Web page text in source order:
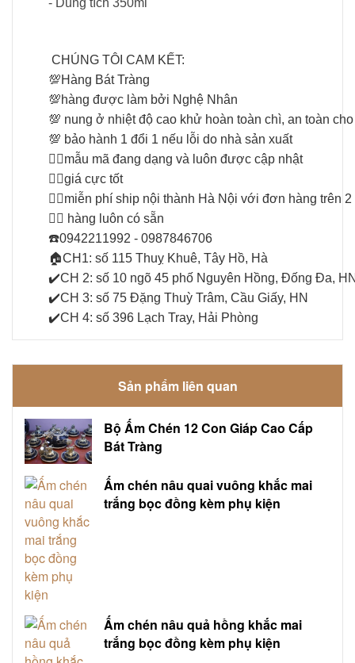
- Dung tích 350ml
CHÚNG TÔI CAM KẾT:
💯Hàng Bát Tràng
💯hàng được làm bởi Nghệ Nhân
💯 nung ở nhiệt độ cao khử hoàn toàn chì, an toàn
💯 bảo hành 1 đổi 1 nếu lỗi do nhà sản xuất
👉🏻mẫu mã đang dạng và luôn được cập nhật
👉🏻giá cực tốt
👉🏻miễn phí ship nội thành Hà Nội với đơn hàng trên
👉🏻 hàng luôn có sẵn
☎️0942211992 - 0987846706
🏠CH1: số 115 Thuỵ Khuê, Tây Hồ, Hà
✔️CH 2: số 10 ngõ 45 phố Nguyên Hồng, Đống Đa,
✔️CH 3: số 75 Đặng Thuỳ Trâm, Cầu Giấy, HN
✔️CH 4: số 396 Lạch Tray, Hải Phòng
Sản phẩm liên quan
Bộ Ấm Chén 12 Con Giáp Cao Cấp
Bát Tràng
Ấm chén nâu quai vuông khắc mai
trắng bọc đồng kèm phụ kiện
Ấm chén nâu quả hồng khắc mai
trắng bọc đồng kèm phụ kiện